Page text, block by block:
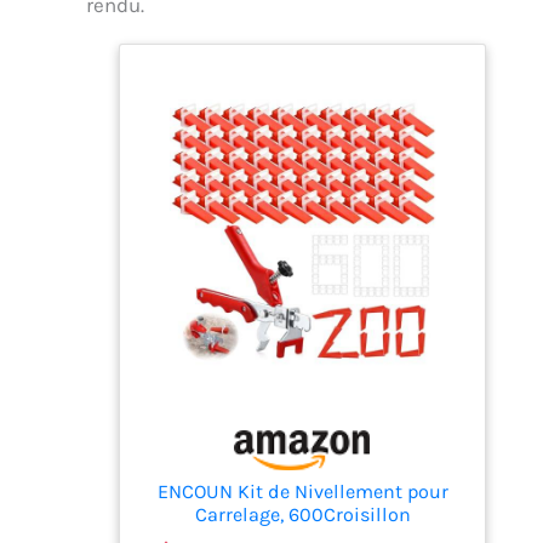
mélange, de manière à réduire la force de
travail et la fatigue des doigts.La conception
de la poignée à double volant offre une prise
en main confortable et réduit mieux les
vibrations. Confort pendant les opérations
de longue durée.
【Garantie du
produit】Nous apprécions la qualité de nos
produits et fournissons un excellent service,
y compris le remplacement gratuit ou le
remboursement. N'hésitez pas à nous
contacter si vous avez des problèmes avec
votre achat. Nous ferons de notre mieux pour
ENCOUN Kit de Nivellement pour
Carrelage, 600Croisillon
Autonivelant 2mm+200 Réutilisable